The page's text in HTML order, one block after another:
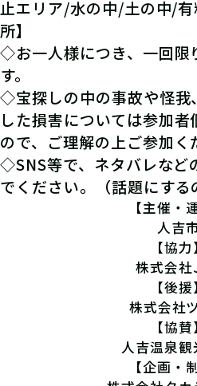
止エリア/水の中/土の中/
所】
◇お一人様につき、一回限
す。
◇宝探しの中の事故や怪我
した損害については参加
ので、ご理解の上ご参加く
◇SNS等で、ネタバレなど
でください。（話題にする
【主催・
人吉
【協力】
株式会
【後援】
株式会社
【協賛】
人吉温泉観
【企画・